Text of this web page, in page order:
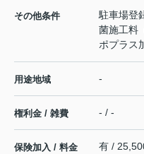
その他条件
駐車場登
菌施工料
ポプラス
用途地域 -
権利金 / 雑費 - / -
保険加入 / 料金 有 /